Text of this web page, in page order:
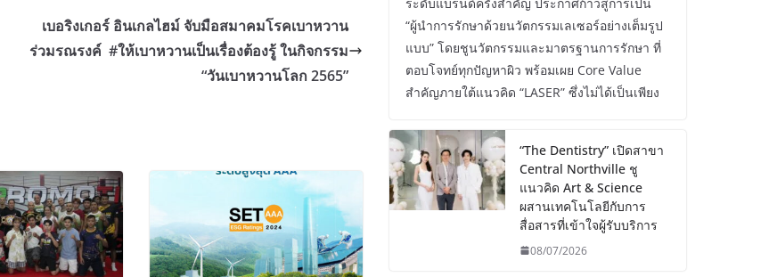
เบอริงเกอร์ อินเกลไฮม์ จับมือสมาคมโรคเบาหวาน
ร่วมรณรงค์ #ให้เบาหวานเป็นเรื่องต้องรู้ ในกิจกรรม
“วันเบาหวานโลก 2565”
“ผู้นำการรักษาด้วยนวัตกรรมเลเซอร์อย่างเต็มรูป
แบบ” โดยชูนวัตกรรมและมาตรฐานการรักษา ที่
ตอบโจทย์ทุกปัญหาผิว พร้อมเผย Core Value
สำคัญภายใต้แนวคิด “LASER” ซึ่งไม่ได้เป็นเพียง
“The Dentistry” เปิดสาขา
Central Northville ชู
แนวคิด Art & Science
ผสานเทคโนโลยีกับการ
สื่อสารที่เข้าใจผู้รับบริการ
08/07/2026